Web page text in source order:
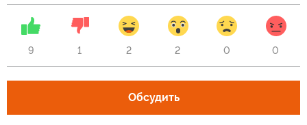
9 1 2 2 0 0
Обсудить